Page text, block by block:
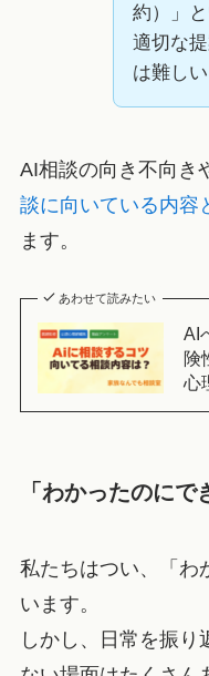
約）」
適切な
は難しい
AI相談の向き不向き
談に向いている内容
ます。
あわせて読みたい
AI
険
心
「わかったのに
私たちはつい、「わ
います。
しかし、日常を振り